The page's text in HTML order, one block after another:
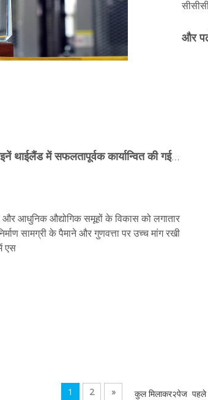
और
क्यूनफेंग मशीनरी की स्वचालित उत्पादन लाइनें थाईलैंड में सफलतापूर्वक कार्यान्वित की गई हैं, जो अपने बुद्धिमान विनिर्माण समाधान और स्थानीयकृत तकनीक के साथ विदेशी बाजारों में लोकप्रियता हासिल कर रही है।
और आधुनिक औद्योगिक समूहों के विकास को लगातार
सामग्री के पैमाने और गुणवत्ता पर उच्च मांग रखी
एस
1 2 » कुल मिलाकर२पेज पहले